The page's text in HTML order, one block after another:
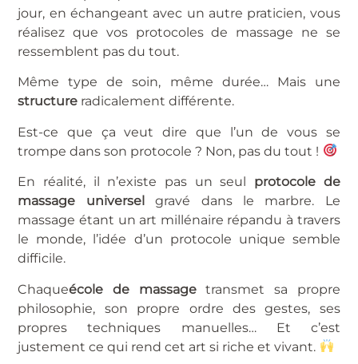
jour, en échangeant avec un autre praticien, vous
réalisez que vos protocoles de massage ne se
ressemblent pas du tout.
Même type de soin, même durée… Mais une
structure radicalement différente.
Est-ce que ça veut dire que l’un de vous se
trompe dans son protocole ? Non, pas du tout !
En réalité, il n’existe pas un seul protocole de
massage universel
gravé dans le marbre. Le
massage étant un art millénaire répandu à travers
le monde, l’idée d’un protocole unique semble
difficile.
Chaqueécole de massagetransmet sa propre
philosophie, son propre ordre des gestes, ses
propres techniques manuelles… Et c’est
justement ce qui rend cet art si riche et vivant.